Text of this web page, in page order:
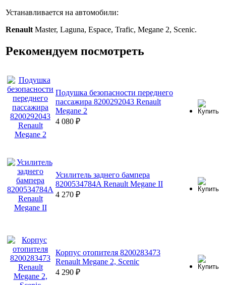
Устанавливается на автомобили:
Renault Master, Laguna, Espace, Trafic, Megane 2, Scenic.
Рекомендуем посмотреть
Подушка безопасности переднего
пассажира 8200292043 Renault
Megane 2
4 080 ₽
Усилитель заднего бампера
8200534784A Renault Megane II
4 270 ₽
Корпус отопителя 8200283473
Renault Megane 2, Scenic
4 290 ₽